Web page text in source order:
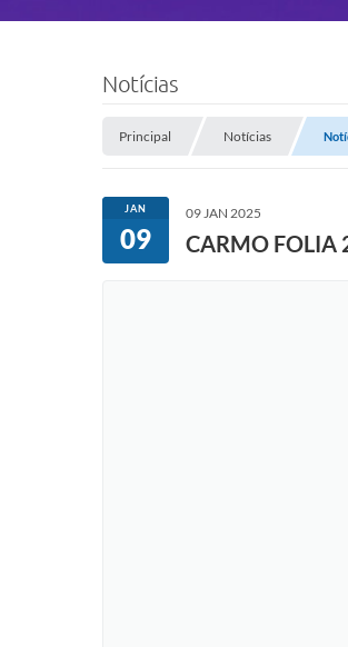
Notícias
Principal Notícias
JAN
09
09 JAN 2025
CARMO FOLIA